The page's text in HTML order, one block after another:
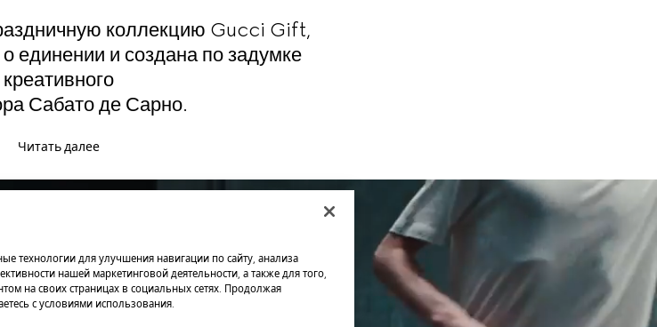
коллекцию Gucci Gift,
единении и создана по задумке
креативного
Сабато де Сарно.
Читать далее
технологии для улучшения навигации по сайту, анализа
нашей маркетинговой деятельности, а также для того,
на своих страницах в социальных сетях. Продолжая
с условиями использования.